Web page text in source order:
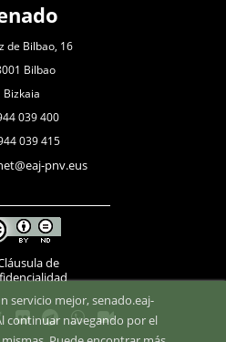
de Bilbao, 16
Bilbao
Bizkaia
039 400
039 415
pnv.eus
de
servicio mejor, senado.eaj-
continuar navegando por el